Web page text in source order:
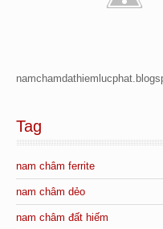
Tag
nam châm ferrite
nam châm dẻo
nam châm đất hiếm